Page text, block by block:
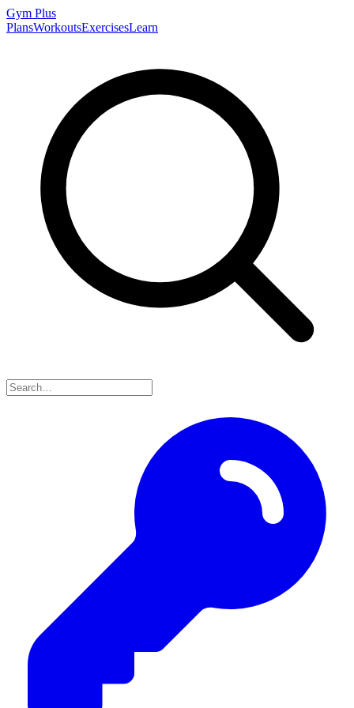
Gym Plus
PlansWorkoutsExercisesLearn